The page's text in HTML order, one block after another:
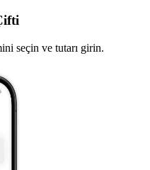
seçin ve tutarı girin.